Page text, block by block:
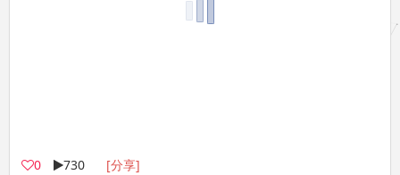
0 730 [分享]